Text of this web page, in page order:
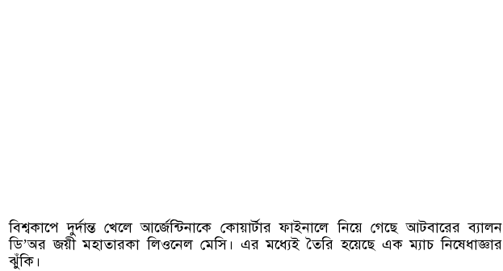
বিশ্বকাপে দুর্দান্ত খেলে আর্জেন্টিনাকে কোয়ার্টার ফাইনালে নিয়ে গেছে আটবারের ব্যালন
ডি’অর জয়ী মহাতারকা লিওনেল মেসি। এর মধ্যেই তৈরি হয়েছে এক ম্যাচ নিষেধাজ্ঞার
ঝুঁকি।